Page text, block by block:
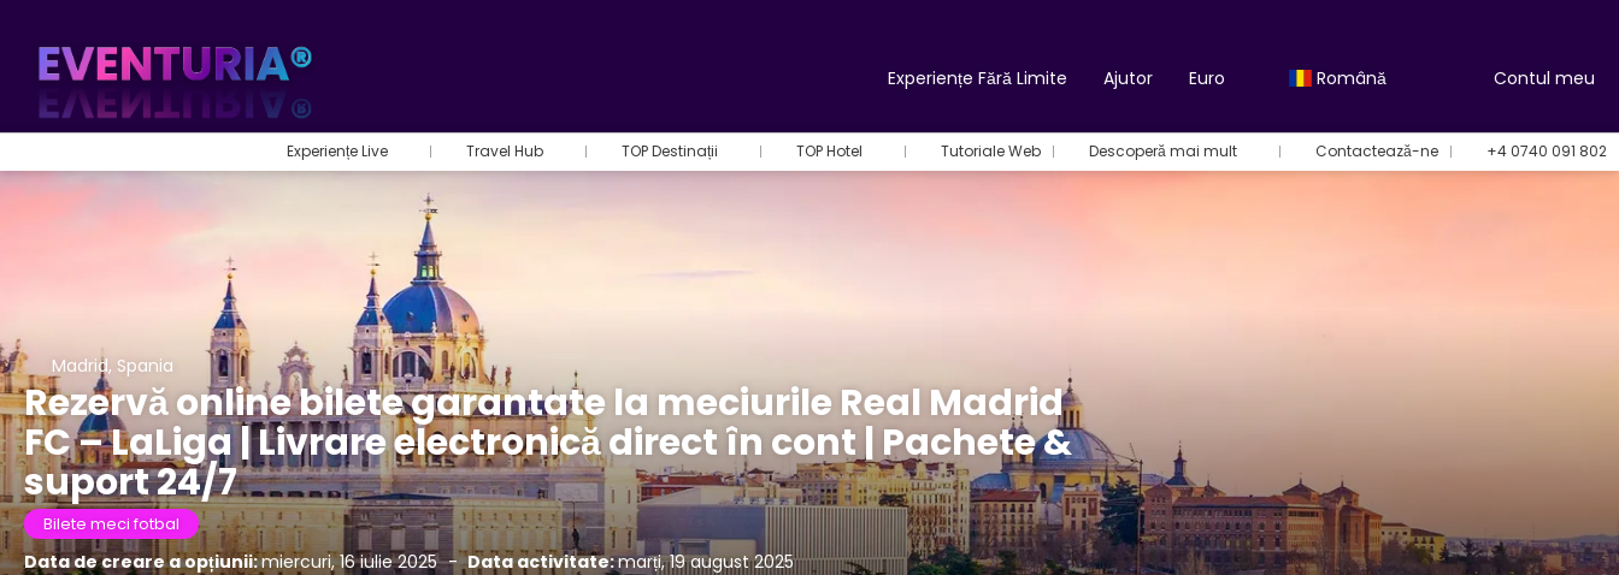
Experiențe Fără Limite Ajutor Euro Română Contul meu
Experiențe Live Travel Hub TOP Destinații TOP Hotel Tutoriale Web Descoperă mai mult Contactează-ne +4 0740 091 802
Madrid, Spania
Rezervă online bilete garantate la meciurile Real Madrid
FC – LaLiga | Livrare electronică direct în cont | Pachete &
suport 24/7
Bilete meci fotbal
Data de creare a opțiunii:miercuri, 16 iulie 2025 - Data activitate:marți, 19 august 2025